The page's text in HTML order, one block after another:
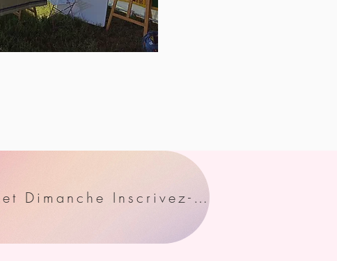
Ateliers découverte les vendredi et Dimanche Inscrivez-vous